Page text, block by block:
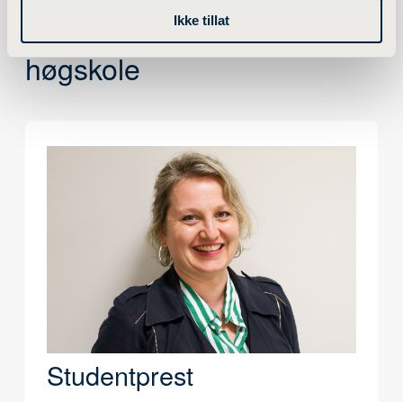
Ikke tillat
Lovisenberg diakonale
høgskole
Studentprest